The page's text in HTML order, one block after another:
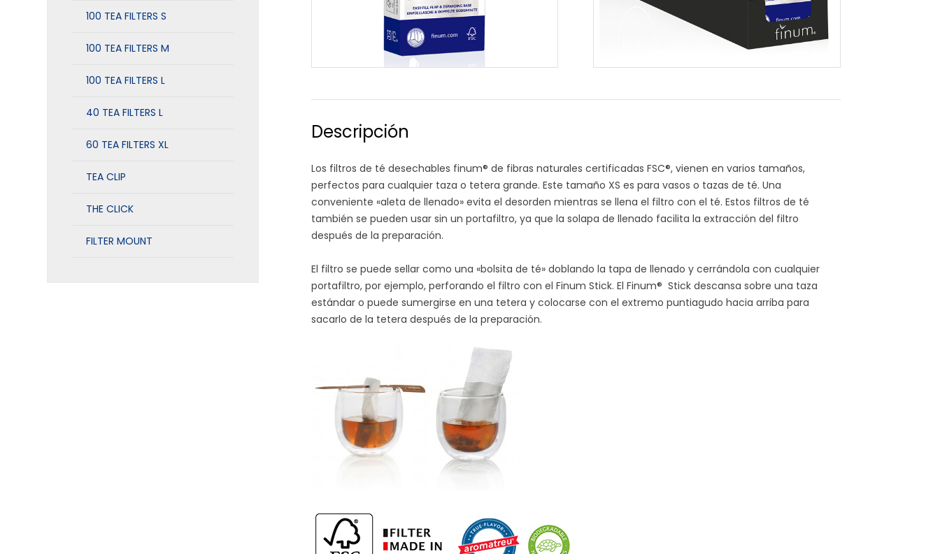
100 TEA FILTERS S
100 TEA FILTERS M
100 TEA FILTERS L
40 TEA FILTERS L
60 TEA FILTERS XL
TEA CLIP
THE CLICK
FILTER MOUNT
Descripción
Los filtros de té desechables finum® de fibras naturales certificadas FSC®, vienen en varios tamaños,
perfectos para cualquier taza o tetera grande. Este tamaño XS es ​​para vasos o tazas de té. Una
conveniente «aleta de llenado» evita el desorden mientras se llena el filtro con el té. Estos filtros de té
también se pueden usar sin un portafiltro, ya que la solapa de llenado facilita la extracción del filtro
después de la preparación.
El filtro se puede sellar como una «bolsita de té» doblando la tapa de llenado y cerrándola con cualquier
portafiltro, por ejemplo, perforando el filtro con el Finum Stick. El Finum® Stick descansa sobre una taza
estándar o puede sumergirse en una tetera y colocarse con el extremo puntiagudo hacia arriba para
sacarlo de la tetera después de la preparación.